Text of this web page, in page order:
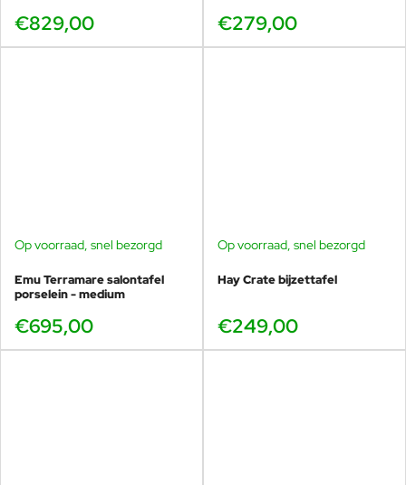
€829,00 €279,00
Op voorraad, snel bezorgd
Emu Terramare salontafel
porselein - medium
€695,00
Op voorraad, snel bezorgd
Hay Crate bijzettafel
€249,00